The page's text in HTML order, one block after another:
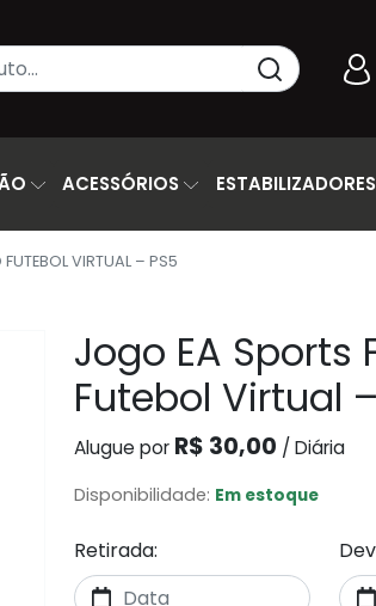
ACESSÓRIOS ESTABILIZADORES
VIRTUAL – PS5
Jogo EA Sports
Futebol Virtual
Alugue por R$ 30,00 / Diária
Disponibilidade: Em estoque
Retirada: